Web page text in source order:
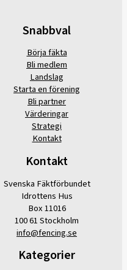
Snabbval
Börja fäkta
Bli medlem
Landslag
Starta en förening
Bli partner
Värderingar
Strategi
Kontakt
Kontakt
Svenska Fäktförbundet
Idrottens Hus
Box 11016
100 61 Stockholm
info@fencing.se
Kategorier